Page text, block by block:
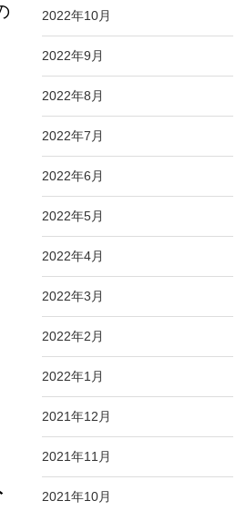
2022年10月
2022年9月
2022年8月
2022年7月
2022年6月
2022年5月
2022年4月
2022年3月
2022年2月
2022年1月
2021年12月
2021年11月
2021年10月